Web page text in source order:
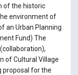
of the historic
environment of
an Urban Planning
Fund) The
of Cultural Village
proposal for the